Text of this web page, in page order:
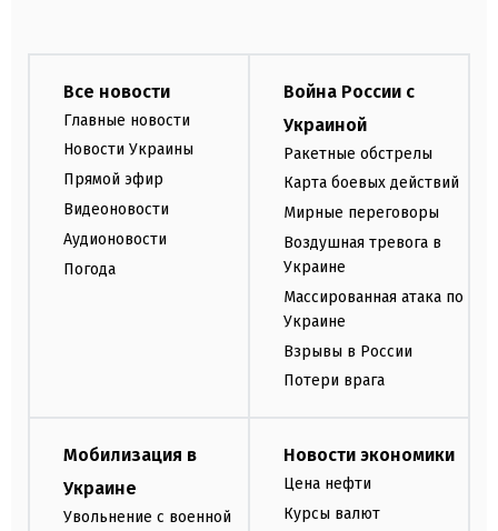
Все новости
Главные новости
Новости Украины
Прямой эфир
Видеоновости
Аудионовости
Погода
Война России с
Украиной
Ракетные обстрелы
Карта боевых действий
Мирные переговоры
Воздушная тревога в
Украине
Массированная атака по
Украине
Взрывы в России
Потери врага
Мобилизация в
Украине
Увольнение с военной
Новости экономики
Цена нефти
Курсы валют